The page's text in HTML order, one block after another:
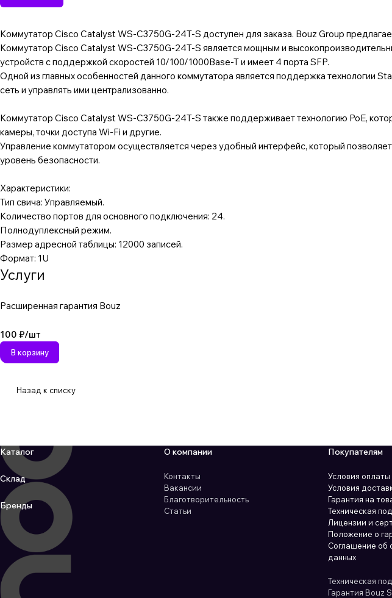
Коммутатор Cisco Catalyst WS-C3750G-24T-S доступен для заказа. Bouz Group
Коммутатор Cisco Catalyst WS-C3750G-24T-S является мощным и
устройств с поддержкой скоростей 10/100/1000Base-T и имеет 4 порта SFP.
Одной из главных особенностей данного коммутатора является поддержка технологии
сеть и управлять ими централизованно.
Коммутатор Cisco Catalyst WS-C3750G-24T-S также поддерживает технологию PoE,
камеры, точки доступа Wi-Fi и другие.
Управление коммутатором осуществляется через удобный интерфейс, который
уровень безопасности.
Характеристики:
Тип свича: Управляемый.
Количество портов для основного подключения: 24.
Полнодуплексный режим.
Размер адресной таблицы: 12000 записей.
Формат: 1U
Услуги
Расширенная гарантия Bouz
100 ₽/шт
В корзину
Назад к списку
Каталог
Склад
Бренды
О компании
Контакты
Вакансии
Благотворительность
Статьи
Покупателям
Условия оплаты
Условия
Гарантия на
Техническая
Лицензии и
Положение о
Соглашение об
данных
Техническая
Гарантия Bouz